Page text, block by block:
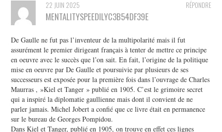
RÉPONDRE
22 JUIN 2025
MENTALITYSPEEDILYC3B54DF39E
De Gaulle ne fut pas l’inventeur de la multipolarité mais il fut
assurément le premier dirigeant français à tenter de mettre ce principe
en oeuvre avec le succès que l’on sait. En fait, l’origine de la politique
mise en oeuvre par De Gaulle et poursuivie par plusieurs de ses
successeurs est exposée pour la première fois dans l’ouvrage de Charles
Maurras , »Kiel et Tanger » publié en 1905. C’est le grimoire secret
qui a inspiré la diplomatie gaullienne mais dont il convient de ne
parler jamais. Michel Jobert a confié que ce livre était en permanence
sur le bureau de Georges Pompidou.
Dans Kiel et Tanger, publié en 1905, on trouve en effet ces lignes